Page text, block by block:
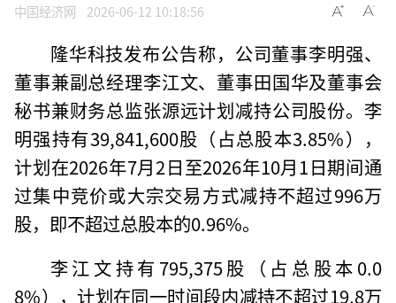
中国经济网 2026-06-12 10:18:56
隆华科技发布公告称，公司董事李明强、
董事兼副总经理李江文、董事田国华及董事会
秘书兼财务总监张源远计划减持公司股份。李
明强持有39,841,600股（占总股本3.85%），
计划在2026年7月2日至2026年10月1日期间通
过集中竞价或大宗交易方式减持不超过996万
股，即不超过总股本的0.96%。
李江文持有795,375股（占总股本0.0
8%），计划在同一时间段内减持不超过19.8万